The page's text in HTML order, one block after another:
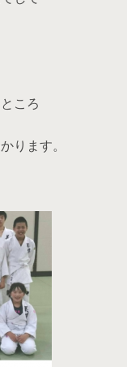
ころ
ります。